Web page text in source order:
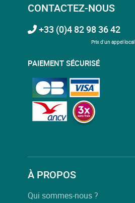
CONTACTEZ-NOUS
+33 (0)4 82 98 36 42
Prix d'un appel local
PAIEMENT SÉCURISÉ
À PROPOS
Qui sommes-nous ?